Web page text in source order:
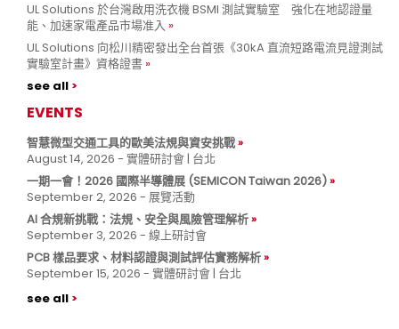
UL Solutions 於台灣啟用洗衣機 BSMI 測試實驗室 強化在地認證量
能、加速家電產品市場准入
UL Solutions 向松川精密發出全台首張《30kA 直流短路電流見證測試
實驗室計畫》資格證書
see all
EVENTS
智慧微型交通工具的歐美法規與資安挑戰
August 14, 2026 - 實體研討會 | 台北
一期一會！2026 國際半導體展 (SEMICON Taiwan 2026)
September 2, 2026 - 展覽活動
AI 合規新挑戰：法規、安全與風險管理解析
September 3, 2026 - 線上研討會
PCB 樣品要求、材料認證與測試評估實務解析
September 15, 2026 - 實體研討會 | 台北
see all